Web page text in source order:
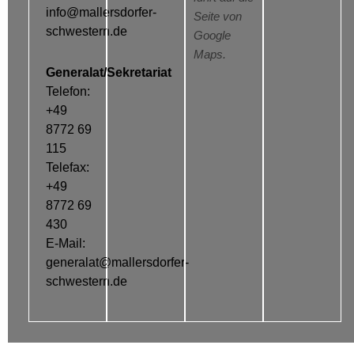
info@mallersdorfer-
schwestern.de
Generalat/Sekretariat
Telefon:
+49
8772 69
115
Telefax:
+49
8772 69
430
E-Mail:
generalat@mallersdorfer-
schwestern.de
Seite von
Google
Maps.